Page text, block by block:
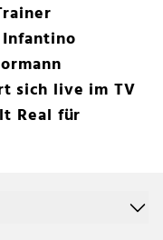
sich live im TV
Real für